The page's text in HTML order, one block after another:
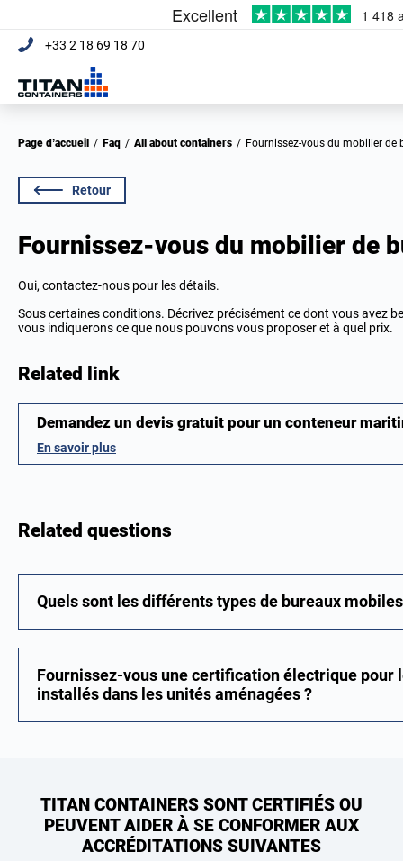
+33 2 18 69 18 70
Page d’accueil / Faq / All about containers / Fournissez-vous du mobilier de
Retour
Fournissez-vous du mobilier de
Oui, contactez-nous pour les détails.
Sous certaines conditions. Décrivez précisément ce dont vous avez
vous indiquerons ce que nous pouvons vous proposer et à quel prix.
Related link
Demandez un devis gratuit pour un conteneur
En savoir plus
Related questions
Quels sont les différents types de bureaux
Fournissez-vous une certification électrique pour
installés dans les unités aménagées ?
TITAN CONTAINERS SONT CERTIFIÉS OU
PEUVENT AIDER À SE CONFORMER AUX
ACCRÉDITATIONS SUIVANTES